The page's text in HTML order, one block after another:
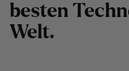
besten Techn
Welt.